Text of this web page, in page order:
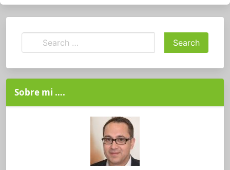
Sobre mi ….